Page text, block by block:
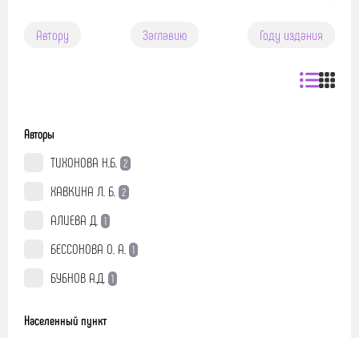
Автору Заглавию Году издания
Авторы
ТИХОНОВА Н.Б. 2
ХАВКИНА Л. Б. 2
АЛИЕВА Д. 1
БЕССОНОВА О. А. 1
БУБНОВ А.Д. 1
Населенный пункт